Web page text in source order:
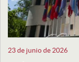
23 de junio de 2026